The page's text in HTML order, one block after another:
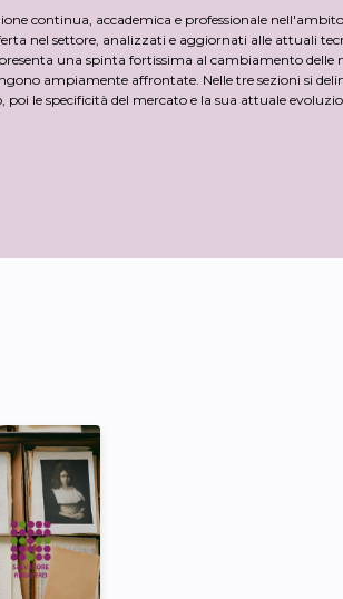
continua, accademica e professionale
nel settore, analizzati e aggiornati alle attuali
una spinta fortissima al cambiamento
ampiamente affrontate. Nelle tre sezioni si
le specificità del mercato e la sua attuale